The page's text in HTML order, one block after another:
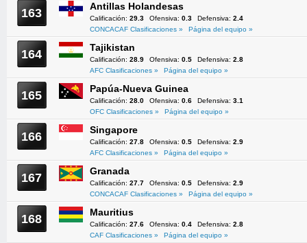
163 Antillas Holandesas
Calificación: 29.3 Ofensiva: 0.3 Defensiva: 2.4
CONCACAF Clasificaciones »
Página del equipo »
164 Tajikistan
Calificación: 28.9 Ofensiva: 0.5 Defensiva: 2.8
AFC Clasificaciones »
Página del equipo »
165 Papúa-Nueva Guinea
Calificación: 28.0 Ofensiva: 0.6 Defensiva: 3.1
OFC Clasificaciones »
Página del equipo »
166 Singapore
Calificación: 27.8 Ofensiva: 0.5 Defensiva: 2.9
AFC Clasificaciones »
Página del equipo »
167 Granada
Calificación: 27.7 Ofensiva: 0.5 Defensiva: 2.9
CONCACAF Clasificaciones »
Página del equipo »
168 Mauritius
Calificación: 27.6 Ofensiva: 0.4 Defensiva: 2.8
CAF Clasificaciones »
Página del equipo »